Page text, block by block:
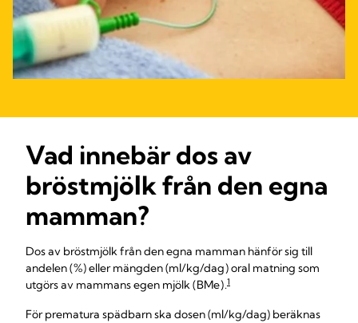
Vad innebär dos av
bröstmjölk från den egna
mamman?
Dos av bröstmjölk från den egna mamman hänför sig till
andelen ( % ) eller mängden (ml/kg/dag ) oral matning som
utgörs av mammans egen mjölk (BMe ) .1
För prematura spädbarn ska dosen (ml/kg/dag) beräknas